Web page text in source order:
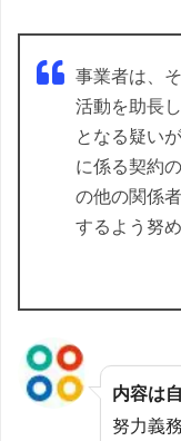
事業者は、
活動を助長
となる疑い
に係る契約
の他の関係
するよう努
内容は
努力義